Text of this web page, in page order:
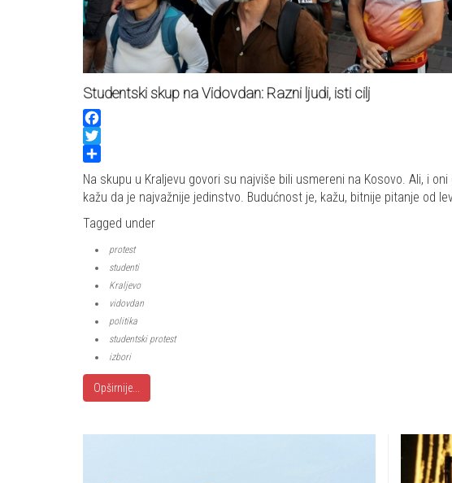
Studentski skup na Vidovdan: Razni ljudi, isti cilj
Facebook
Twitter
Share
Na skupu u Kraljevu govori su najviše bili usmereni na Kosovo. Ali, i
kažu da je najvažnije jedinstvo. Budućnost je, kažu, bitnije pitanje od
Tagged under
protest
studenti
Kraljevo
vidovdan
politika
studentski protest
izbori
Opširnije...